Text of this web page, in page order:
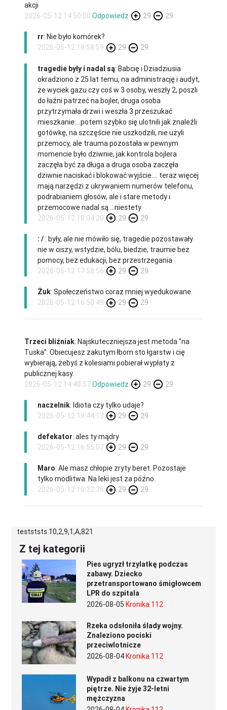
akcji
2026-05-12 14:50:00 Odpowiedz 29 29
rr: Nie było komórek?
2026-05-12 18:58:59
29 29
tragedie były i nadal są: Babcię i Dziadziusia
okradziono z 25 lat temu, na administrację i audyt,
że wyciek gazu czy coś w 3 osoby, weszły 2, poszli
do łaźni patrzeć na bojler, druga osoba
przytrzymała drzwi i weszła 3 przeszukać
mieszkanie....potem szybko się ulotnili jak znaleźli
gotówkę, na szczęście nie uszkodzili, nie użyli
przemocy, ale trauma pozostała w pewnym
momencie było dziwnie, jak kontrola bojlera
zaczęła być za długa a druga osoba zaczęła
dziwnie naciskać i blokować wyjście.... teraz więcej
mają narzędzi z ukrywaniem numerów telefonu,
podrabianiem głosów, ale i stare metody i
przemocowe nadal są ...niestety
2026-05-12 18:04:20
29 29
: /: były, ale nie mówiło się, tragedie pozostawały
nie w ciszy, wstydzie, bólu, biedzie, traumie bez
pomocy, bez edukacji, bez przestrzegania
2026-05-12 17:58:56
29 29
Żuk: Społeczeństwo coraz mniej wyedukowane.
2026-05-12 16:50:49
29 29
Trzeci bliźniak: Najskuteczniejsza jest metoda "na
Tuska". Obiecujesz zakutym łbom sto łgarstw i cię
wybierają, żebyś z kolesiami pobierał wypłaty z
publicznej kasy.
2026-05-12 14:48:57Odpowiedz 29 29
naczelnik: Idiota czy tylko udaje?
2026-05-12 19:44:13
29 29
defekator: ales ty mądry
2026-05-12 16:55:07
29 29
Maro: Ale masz chłopie zryty beret. Pozostaje
tylko modlitwa. Na leki jest za późno.
2026-05-12 16:32:36
29 29
testststs 10,2,9,1,A,821
Z tej kategorii
Pies ugryzł trzylatkę podczas
zabawy. Dziecko
przetransportowano śmigłowcem
LPR do szpitala
2026-08-05 Kronika 112
Rzeka odsłoniła ślady wojny.
Znaleziono pociski
przeciwlotnicze
2026-08-04 Kronika 112
Wypadł z balkonu na czwartym
piętrze. Nie żyje 32-letni
mężczyzna